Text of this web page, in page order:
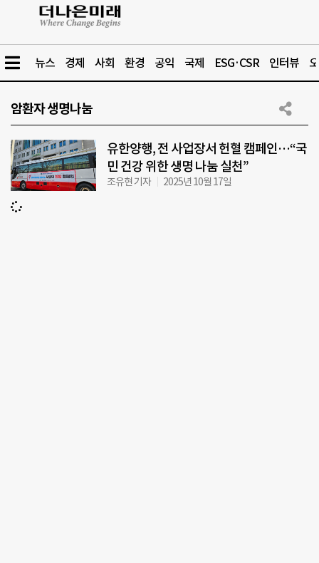
뉴스 경제 사회 환경 공익 국제 ESG·CSR 인터뷰
암환자 생명나눔
유한양행, 전 사업장서 헌혈 캠페인…“국
민 건강 위한 생명 나눔 실천”
조유현 기자 2025년 10월 17일